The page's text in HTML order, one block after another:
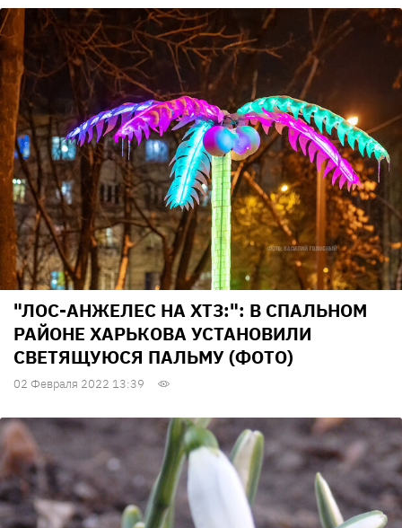
"ЛОС-АНЖЕЛЕС НА ХТЗ:": В СПАЛЬНОМ
РАЙОНЕ ХАРЬКОВА УСТАНОВИЛИ
СВЕТЯЩУЮСЯ ПАЛЬМУ (ФОТО)
02 Февраля 2022 13:39